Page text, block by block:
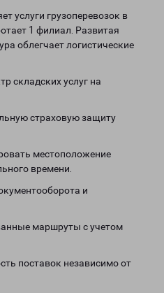
услуги грузоперевозок в
1 филиал. Развитая
облегчает логистические
складских услуг на
страховую защиту
местоположение
времени.
и
маршруты с учетом
поставок независимо от